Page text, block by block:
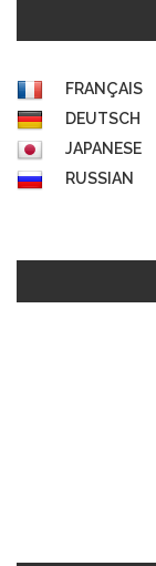
FRANÇAIS
DEUTSCH
JAPANESE
RUSSIAN
Les grandes